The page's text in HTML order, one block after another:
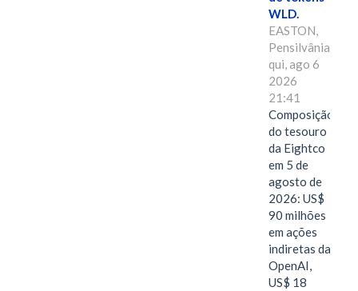
WLD.
EASTON,
Pensilvânia,
qui, ago 6
2026
21:41
Composição
do tesouro
da Eightco
em 5 de
agosto de
2026: US$
90 milhões
em ações
indiretas da
OpenAI,
US$ 18